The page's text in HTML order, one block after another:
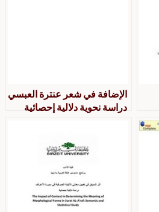
الإضافة في شعر عنترة العبسي
دراسة نحوية دلالية إحصائية